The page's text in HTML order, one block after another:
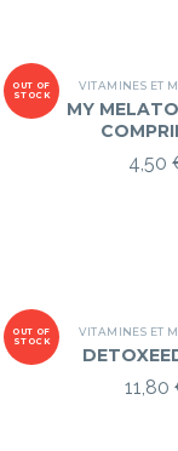
OUT OF
STOCK
VITAMINES ET
MY
4,50
OUT OF
STOCK
VITAMINES ET
11,80